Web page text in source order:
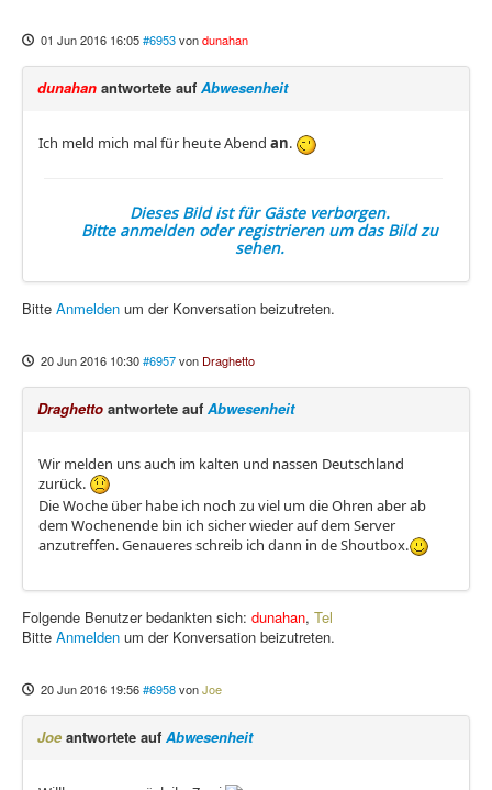
01 Jun 2016 16:05#6953vondunahan
dunahan antwortete auf Abwesenheit
Ich meld mich mal für heute Abend an.
Dieses Bild ist für Gäste verborgen.
Bitte anmelden oder registrieren um das Bild zu
sehen.
Bitte Anmelden um der Konversation beizutreten.
20 Jun 2016 10:30#6957von Draghetto
Draghetto antwortete auf Abwesenheit
Wir melden uns auch im kalten und nassen Deutschland
zurück.
Die Woche über habe ich noch zu viel um die Ohren aber ab
dem Wochenende bin ich sicher wieder auf dem Server
anzutreffen. Genaueres schreib ich dann in de Shoutbox.
Folgende Benutzer bedankten sich: dunahan, Tel
Bitte Anmelden um der Konversation beizutreten.
20 Jun 2016 19:56#6958vonJoe
Joe antwortete auf Abwesenheit